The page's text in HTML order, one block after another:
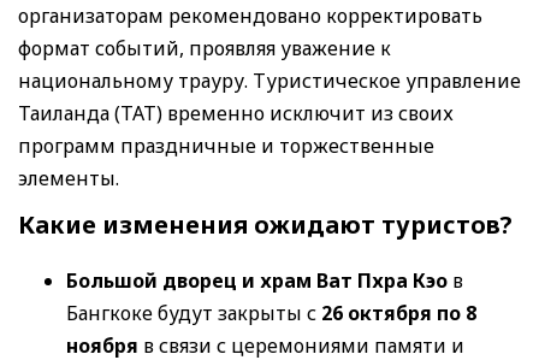
организаторам рекомендовано корректировать
формат событий, проявляя уважение к
национальному трауру. Туристическое управление
Таиланда (TAT) временно исключит из своих
программ праздничные и торжественные
элементы.
Какие изменения ожидают туристов?
Большой дворец и храм Ват Пхра Кэо в
Бангкоке будут закрыты с 26 октября по 8
ноября в связи с церемониями памяти и